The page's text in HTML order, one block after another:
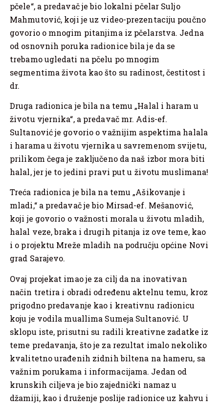
pčele“, a predavač je bio lokalni pčelar Suljo
Mahmutović, koji je uz video-prezentaciju poučno
govorio o mnogim pitanjima iz pčelarstva. Jedna
od osnovnih poruka radionice bila je da se
trebamo ugledati na pčelu po mnogim
segmentima života kao što su radinost, čestitost i
dr.
Druga radionica je bila na temu „Halal i haram u
životu vjernika“, a predavač mr. Adis-ef.
Sultanović je govorio o važnijim aspektima halala
i harama u životu vjernika u savremenom svijetu,
prilikom čega je zaključeno da naš izbor mora biti
halal, jer je to jedini pravi put u životu muslimana!
Treća radionica je bila na temu „Ašikovanje i
mladi,“ a predavač je bio Mirsad-ef. Mešanović,
koji je govorio o važnosti morala u životu mladih,
halal veze, braka i drugih pitanja iz ove teme, kao
i o projektu Mreže mladih na području općine Novi
grad Sarajevo.
Ovaj projekat imao je za cilj da na inovativan
način tretira i obradi određenu aktelnu temu, kroz
prigodno predavanje kao i kreativnu radionicu
koju je vodila muallima Sumeja Sultanović. U
sklopu iste, prisutni su radili kreativne zadatke iz
teme predavanja, što je za rezultat imalo nekoliko
kvalitetno urađenih zidnih biltena na hameru, sa
važnim porukama i informacijama. Jedan od
krunskih ciljeva je bio zajednički namaz u
džamiji, kao i druženje poslije radionice uz kahvu i